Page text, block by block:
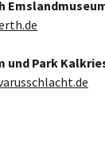
und Park